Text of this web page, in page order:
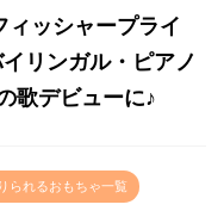
ィッシャープライ
リンガル・ピアノ
歌デビューに♪
られるおもちゃ一覧